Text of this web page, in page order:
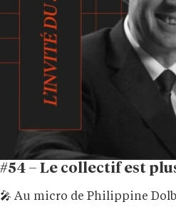
#54 – Le collectif est
🎤 Au micro de Philippine